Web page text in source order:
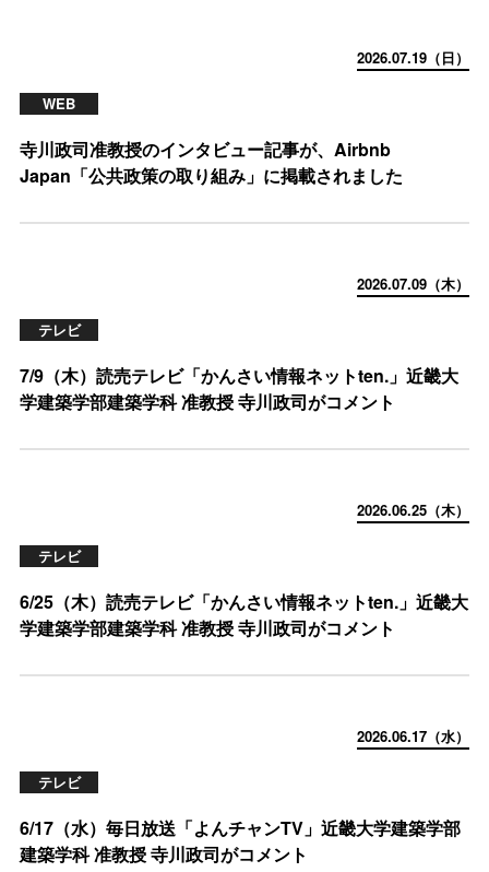
2026.07.19（日）
WEB
寺川政司准教授のインタビュー記事が、Airbnb
Japan「公共政策の取り組み」に掲載されました
2026.07.09（木）
テレビ
7/9（木）読売テレビ「かんさい情報ネットten.」近畿大
学建築学部建築学科 准教授 寺川政司がコメント
2026.06.25（木）
テレビ
6/25（木）読売テレビ「かんさい情報ネットten.」近畿大
学建築学部建築学科 准教授 寺川政司がコメント
2026.06.17（水）
テレビ
6/17（水）毎日放送「よんチャンTV」近畿大学建築学部
建築学科 准教授 寺川政司がコメント